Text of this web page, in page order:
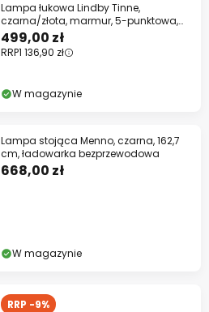
Lampa łukowa Lindby Tinne,
czarna/złota, marmur, 5-punktowa,
E14
499,00 zł
RRP1 136,90 zł
W magazynie
Lampa stojąca Menno, czarna, 162,7
cm, ładowarka bezprzewodowa
668,00 zł
W magazynie
RRP -9%